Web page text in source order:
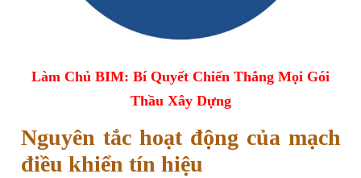
Làm Chủ BIM: Bí Quyết Chiến Thắng Mọi Gói
Thầu Xây Dựng
Nguyên tắc hoạt động của mạch
điều khiển tín hiệu